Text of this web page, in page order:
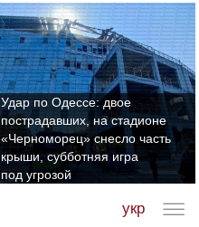
Удар по Одессе: двое
пострадавших, на стадионе
«Черноморец» снесло часть
крыши, субботняя игра
под угрозой
укр